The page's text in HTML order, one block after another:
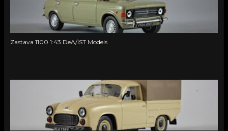
Zastava 1100 1:43 DeA/IST Models